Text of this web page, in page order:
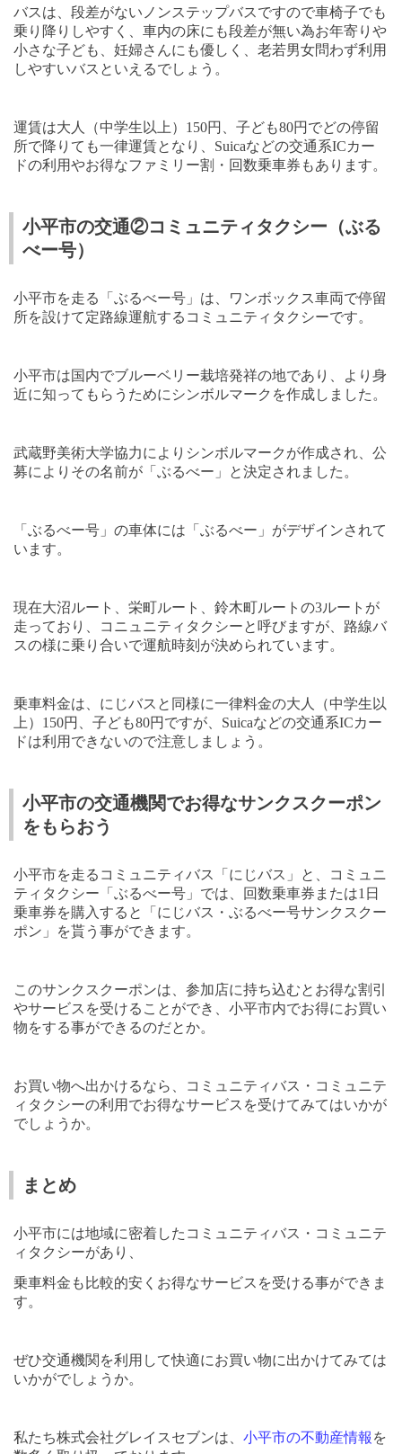
バスは、段差がないノンステップバスですので車椅子でも
乗り降りしやすく、車内の床にも段差が無い為お年寄りや
小さな子ども、妊婦さんにも優しく、老若男女問わず利用
しやすいバスといえるでしょう。
運賃は大人（中学生以上） 150円、子ども80円でどの停留
所で降りても一律運賃となり、 Suicaなどの交通系ICカー
ドの利用やお得なファミリー割・回数乗車券もあります。
小平市の交通②コミュニティタクシー（ぶる
べー号）
小平市を走る「ぶるべー号」は、ワンボックス車両で停留
所を設けて定路線運航するコミュニティタクシーです。
小平市は国内でブルーベリー栽培発祥の地であり、より身
近に知ってもらうためにシンボルマークを作成しました。
武蔵野美術大学協力によりシンボルマークが作成され、公
募によりその名前が「ぶるべー」と決定されました。
「ぶるべー号」の車体には「ぶるべー」がデザインされて
います。
現在大沼ルート、栄町ルート、鈴木町ルートの3ルートが
走っており、コニュニティタクシーと呼びますが、路線バ
スの様に乗り合いで運航時刻が決められています。
乗車料金は、にじバスと同様に一律料金の大人（中学生以
上） 150円、子ども80円ですが、 Suicaなどの交通系ICカー
ドは利用できないので注意しましょう。
小平市の交通機関でお得なサンクスクーポン
をもらおう
小平市を走るコミュニティバス「にじバス」と、コミュニ
ティタクシー「ぶるべー号」では、回数乗車券または1 日
乗車券を購入すると「にじバス・ぶるべー号サンクスクー
ポン」を貰う事ができます。
このサンクスクーポンは、参加店に持ち込むとお得な割引
やサービスを受けることができ、小平市内でお得にお買い
物をする事ができるのだとか。
お買い物へ出かけるなら、コミュニティバス・コミュニテ
ィタクシーの利用でお得なサービスを受けてみてはいかが
でしょうか。
まとめ
小平市には地域に密着したコミュニティバス・コミュニテ
ィタクシーがあり、
乗車料金も比較的安くお得なサービスを受ける事ができま
す。
ぜひ交通機関を利用して快適にお買い物に出かけてみては
いかがでしょうか。
私たち株式会社グレイスセブンは、 小平市の不動産情報 を